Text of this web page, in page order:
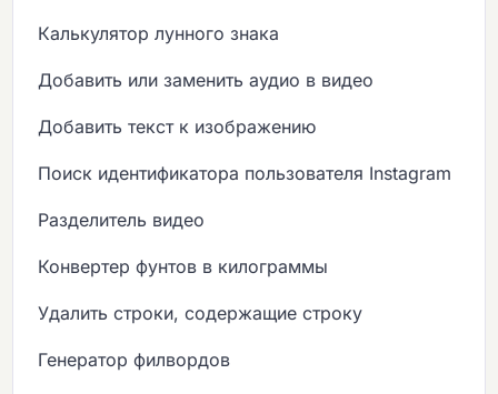
Калькулятор лунного знака
Добавить или заменить аудио в видео
Добавить текст к изображению
Поиск идентификатора пользователя Instagram
Разделитель видео
Конвертер фунтов в килограммы
Удалить строки, содержащие строку
Генератор филвордов